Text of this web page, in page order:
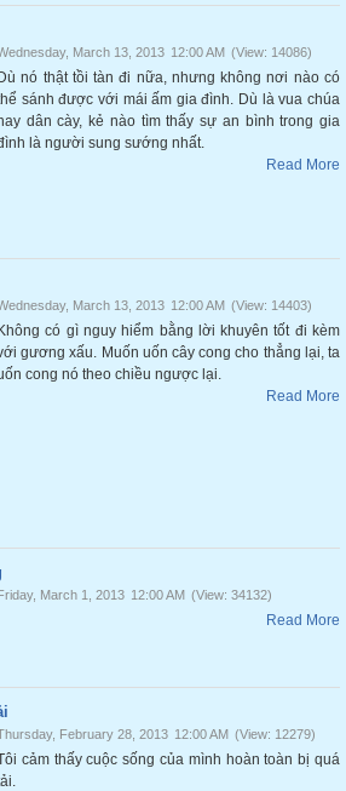
March 13, 2013 12:00 AM (View: 14086)
Dù nó thật tồi tàn đi nữa, nhưng không nơi nào có
sánh được với mái ấm gia đình. Dù là vua chúa
hay dân cày, kẻ nào tìm thấy sự an bình trong gia
là người sung sướng nhất.
Read More
March 13, 2013 12:00 AM (View: 14403)
Không có gì nguy hiểm bằng lời khuyên tốt đi kèm
gương xấu. Muốn uốn cây cong cho thẳng lại, ta
cong nó theo chiều ngược lại.
Read More
March 1, 2013 12:00 AM (View: 34132)
Read More
February 28, 2013 12:00 AM (View: 12279)
cảm thấy cuộc sống của mình hoàn toàn bị quá